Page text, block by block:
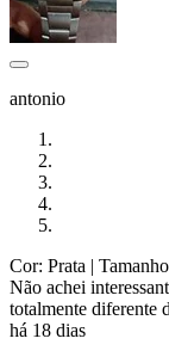
antonio
Cor: Prata |
Não achei
totalmente diferente
há 18 dias